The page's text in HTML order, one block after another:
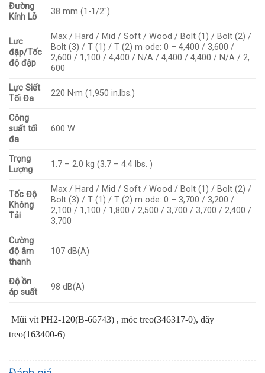
Đường
Kính Lỗ
38 mm (1-1/2″)
Lưc
đập/Tốc
độ đập
Max / Hard / Mid / Soft / Wood / Bolt (1) / Bolt (2) /
Bolt (3) / T (1) / T (2) m ode: 0 – 4,400 / 3,600 /
2,600 / 1,100 / 4,400 / N/A / 4,400 / 4,400 / N/A / 2,
600
Lực Siết
Tối Đa
220 N·m (1,950 in.lbs.)
Công
suất tối
đa
600 W
Trọng
Lượng
1.7 – 2.0 kg (3.7 – 4.4 lbs. )
Tốc Độ
Không
Tải
Max / Hard / Mid / Soft / Wood / Bolt (1) / Bolt (2) /
Bolt (3) / T (1) / T (2) m ode: 0 – 3,700 / 3,200 /
2,100 / 1,100 / 1,800 / 2,500 / 3,700 / 3,700 / 2,400 /
3,700
Cường
độ âm
thanh
107 dB(A)
Độ ồn
áp suất
98 dB(A)
Mũi vít PH2-120(B-66743) , móc treo(346317-0), dây
treo(163400-6)